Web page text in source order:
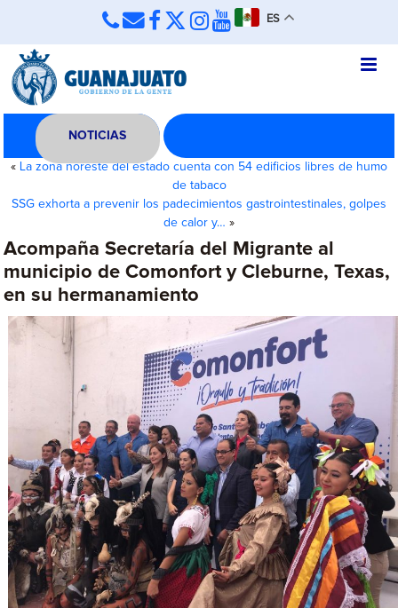
ES
NOTICIAS
« La zona noreste del estado cuenta con 54 edificios libres de humo
de tabaco
SSG exhorta a prevenir los padecimientos gastrointestinales, golpes
de calor y… »
Acompaña Secretaría del Migrante al
municipio de Comonfort y Cleburne, Texas,
en su hermanamiento